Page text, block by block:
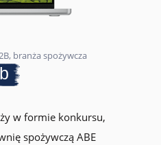
branża spożywcza
w formie konkursu,
spożywczą ABE